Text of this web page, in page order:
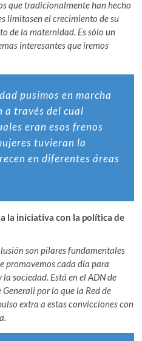
que tradicionalmente han hecho
limitasen el crecimiento de su
de la maternidad. Es sólo un
interesantes que iremos
pusimos en marcha
a través del cual
eran esos frenos
tuvieran la
en diferentes áreas
la iniciativa con la política de
son pilares fundamentales
promovemos cada día para
sociedad. Está en el ADN de
por lo que la Red de
extra a estas convicciones con